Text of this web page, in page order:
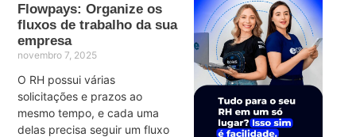
Flowpays: Organize os
fluxos de trabalho da sua
empresa
novembro 7, 2025
O RH possui várias
solicitações e prazos ao
mesmo tempo, e cada uma
delas precisa seguir um fluxo